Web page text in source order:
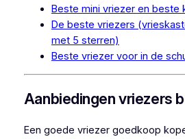
Beste mini vriezer en beste
De beste vriezers
met 5 sterren)
Beste vriezer voor in de
Aanbiedingen vriezers
Een goede vriezer goedkoop